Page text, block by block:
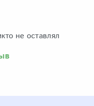
не оставлял